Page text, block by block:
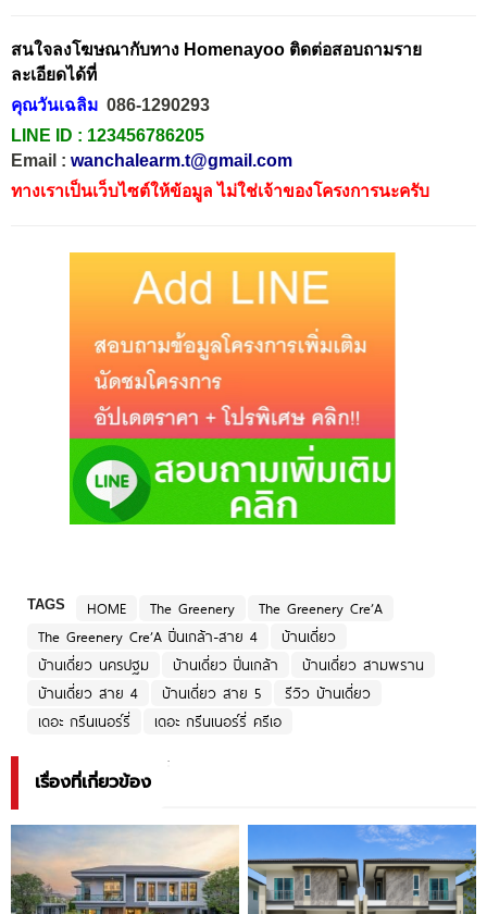
สนใจลงโฆษณากับทาง Homenayoo ติดต่อสอบถามราย
ละเอียดได้ที่
คุณวันเฉลิม 086-1290293
LINE ID : 123456786205
Email : wanchalearm.t@gmail.com
ทางเราเป็นเว็บไซต์ให้ข้อมูล ไม่ใช่เจ้าของโครงการนะครับ
TAGS HOME The Greenery
The Greenery Cre’A
The Greenery Cre’A ปิ่นเกล้า-สาย 4
บ้านเดี่ยว
บ้านเดี่ยว นครปฐม
บ้านเดี่ยว ปิ่นเกล้า
บ้านเดี่ยว สามพราน
บ้านเดี่ยว สาย 4
บ้านเดี่ยว สาย 5
รีวิว บ้านเดี่ยว
เดอะ กรีนเนอร์รี่
เดอะ กรีนเนอร์รี่ ครีเอ
เรื่องที่เกี่ยวข้อง